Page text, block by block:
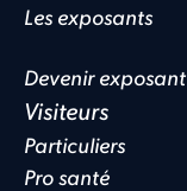
Les exposants
Devenir exposant
Visiteurs
Particuliers
Pro santé